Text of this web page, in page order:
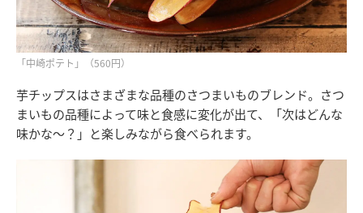
「中崎ポテト」（560円）
芋チップスはさまざまな品種のさつまいものブレンド。さつ
まいもの品種によって味と食感に変化が出て、「次はどんな
味かな〜？」と楽しみながら食べられます。